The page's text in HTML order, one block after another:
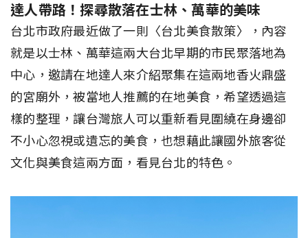
達人帶路！探尋散落在士林、萬華的美味
台北市政府最近做了一則〈台北美食散策〉，內容
就是以士林、萬華這兩大台北早期的市民聚落地為
中心，邀請在地達人來介紹聚集在這兩地香火鼎盛
的宮廟外，被當地人推薦的在地美食，希望透過這
樣的整理，讓台灣旅人可以重新看見圍繞在身邊卻
不小心忽視或遺忘的美食，也想藉此讓國外旅客從
文化與美食這兩方面，看見台北的特色。